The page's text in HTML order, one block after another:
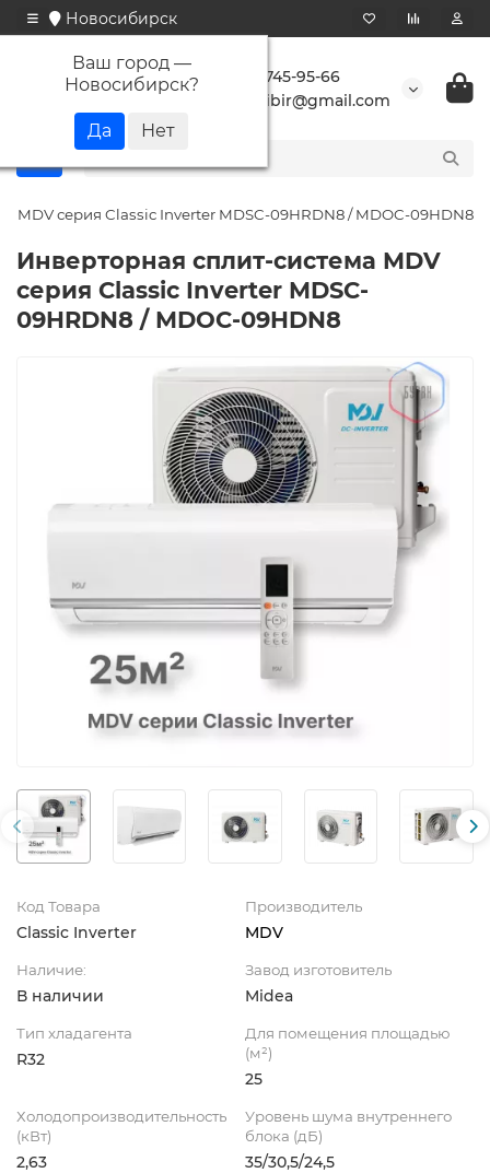
Новосибирск
Ваш город —
Новосибирск?
+7 923 745-95-66
buransibir@gmail.com
MDV серия Classic Inverter MDSC-09HRDN8 / MDOC-09HDN8
Инверторная сплит-система MDV
серия Classic Inverter MDSC-
09HRDN8 / MDOC-09HDN8
Код Товара
Classic Inverter
Производитель
MDV
Наличие:
В наличии
Завод изготовитель
Midea
Тип хладагента
R32
Для помещения площадью
(м²)
25
Холодопроизводительность
(кВт)
2,63
Уровень шума внутреннего
блока (дБ)
35/30,5/24,5